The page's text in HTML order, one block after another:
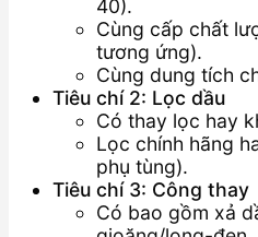
40).
Cùng cấp chất
tương ứng).
Cùng dung tích
Tiêu chí 2: Lọc dầu
Có thay lọc hay
Lọc chính hãng
phụ tùng).
Tiêu chí 3: Công thay
Có bao gồm xả